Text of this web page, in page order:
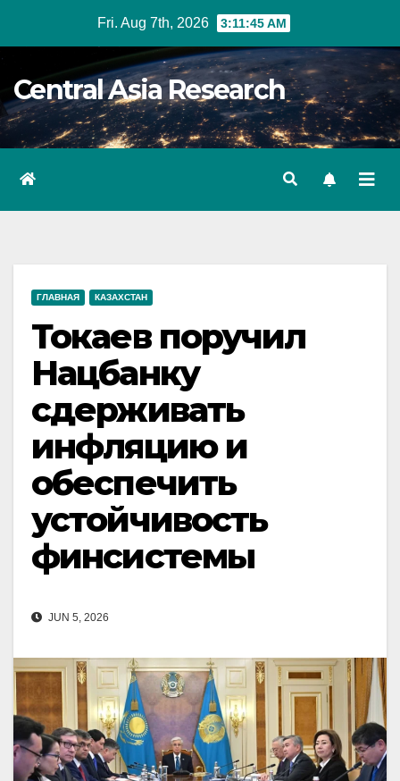
Fri. Aug 7th, 2026 3:11:46 AM
Central Asia Research
ГЛАВНАЯ КАЗАХСТАН
Токаев поручил
Нацбанку
сдерживать
инфляцию и
обеспечить
устойчивость
финсистемы
JUN 5, 2026